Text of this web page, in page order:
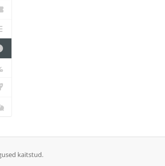
kaitstud.